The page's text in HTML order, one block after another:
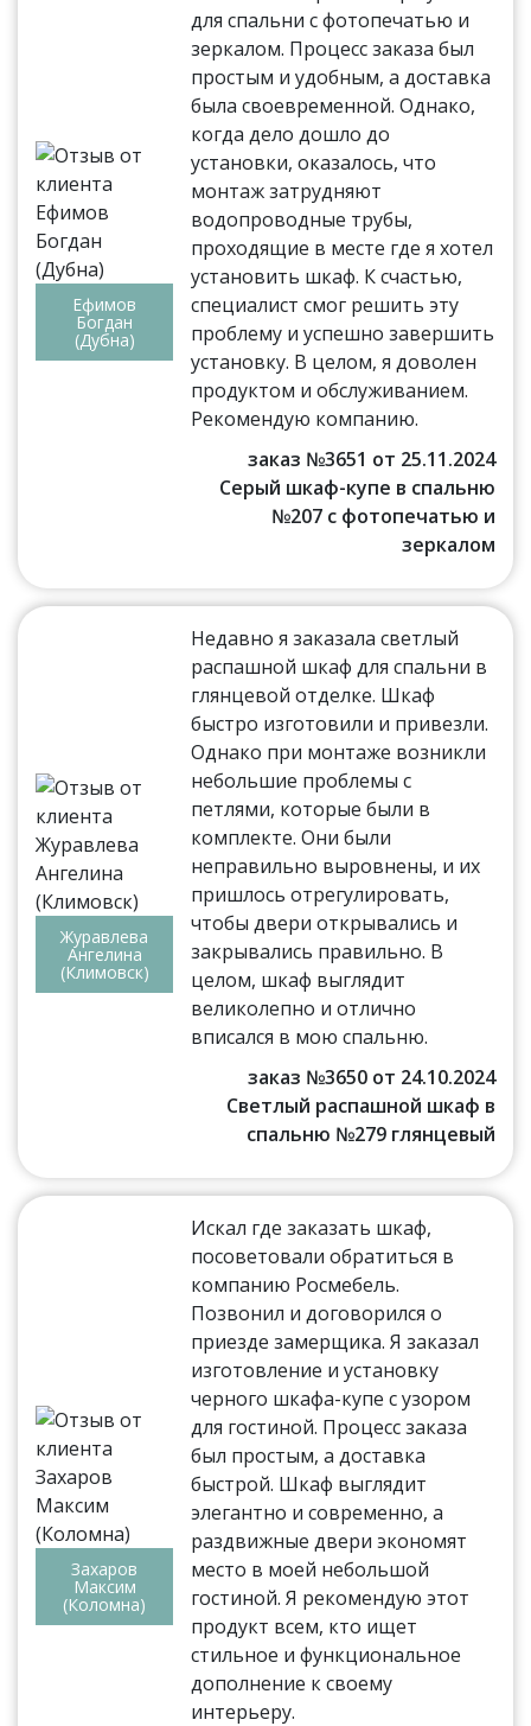
Ефимов
Богдан
(Дубна)
для спальни с фотопечатью и
зеркалом. Процесс заказа был
простым и удобным, а доставка
была своевременной. Однако,
когда дело дошло до
установки, оказалось, что
монтаж затрудняют
водопроводные трубы,
проходящие в месте где я хотел
установить шкаф. К счастью,
специалист смог решить эту
проблему и успешно завершить
установку. В целом, я доволен
продуктом и обслуживанием.
Рекомендую компанию.
заказ №3651 от 25.11.2024
Серый шкаф-купе в спальню
№207 с фотопечатью и
зеркалом
Журавлева
Ангелина
(Климовск)
Недавно я заказала светлый
распашной шкаф для спальни в
глянцевой отделке. Шкаф
быстро изготовили и привезли.
Однако при монтаже возникли
небольшие проблемы с
петлями, которые были в
комплекте. Они были
неправильно выровнены, и их
пришлось отрегулировать,
чтобы двери открывались и
закрывались правильно. В
целом, шкаф выглядит
великолепно и отлично
вписался в мою спальню.
заказ №3650 от 24.10.2024
Светлый распашной шкаф в
спальню №279 глянцевый
Захаров
Максим
(Коломна)
Искал где заказать шкаф,
посоветовали обратиться в
компанию Росмебель.
Позвонил и договорился о
приезде замерщика. Я заказал
изготовление и установку
черного шкафа-купе с узором
для гостиной. Процесс заказа
был простым, а доставка
быстрой. Шкаф выглядит
элегантно и современно, а
раздвижные двери экономят
место в моей небольшой
гостиной. Я рекомендую этот
продукт всем, кто ищет
стильное и функциональное
дополнение к своему
интерьеру.